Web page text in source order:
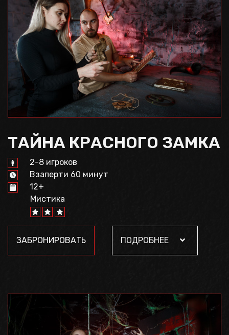
ТАЙНА КРАСНОГО ЗАМКА
2-8 игроков
Взаперти 60 минут
12+
Мистика
ЗАБРОНИРОВАТЬ ПОДРОБНЕЕ